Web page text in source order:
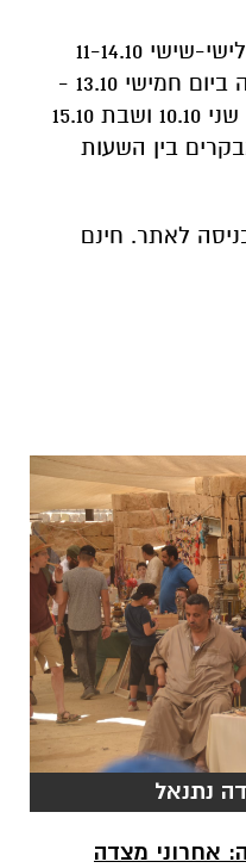
מתי: חוה"מ סוכות, בימים שלישי-שישי 11-14.10
בשעות 8:00-17:00, שוק לילה ביום חמישי 13.10 -
פתוח רצוף עד 22:00! בימים שני 10.10 ושבת 15.10
בין השעות
לאתר. חינם
נתנאל
אחרוני מצדה